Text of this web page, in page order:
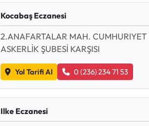
Kocabaş Eczanesi
2.ANAFARTALAR MAH.
ASKERLİK ŞUBESİ KARŞISI
Yol Tarifi Al 0 (236) 234 71 53
Ilke Eczanesi